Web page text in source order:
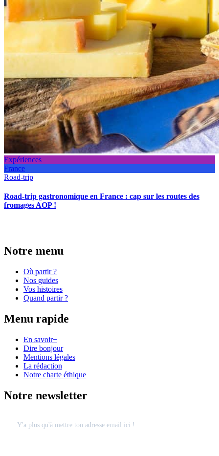
Expériences
France
Road-trip
Road-trip gastronomique en France : cap sur les routes des
fromages AOP !
Notre menu
Où partir ?
Nos guides
Vos histoires
Quand partir ?
Menu rapide
En savoir+
Dire bonjour
Mentions légales
La rédaction
Notre charte éthique
Notre newsletter